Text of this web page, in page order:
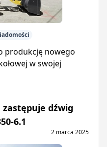
produkcję nowego
w swojej
zastępuje dźwig
6.1
2 marca 2025